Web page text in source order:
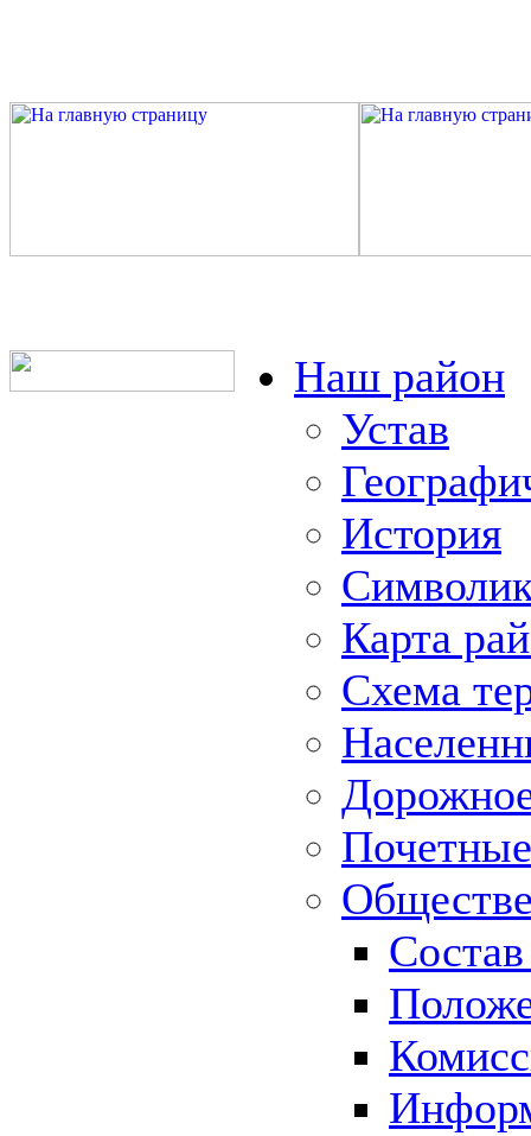
Наш район
Устав
История
Карта
Схема